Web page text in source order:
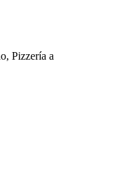
Pizzería a